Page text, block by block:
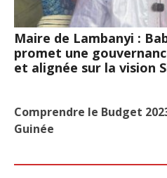
Maire de Lambanyi :
promet une
et alignée sur la vision
Comprendre le Budget
Guinée